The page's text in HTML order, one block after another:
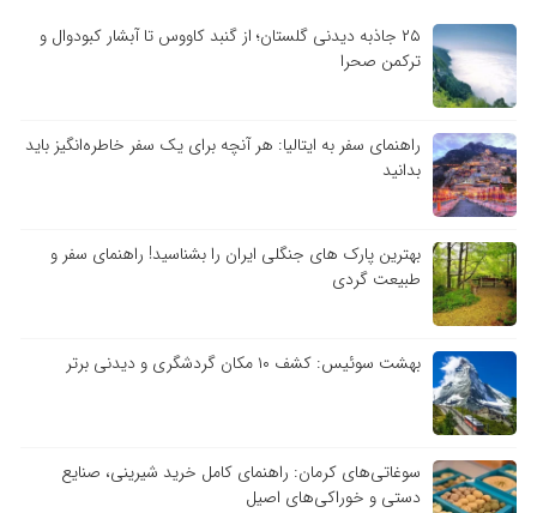
۲۵ جاذبه دیدنی گلستان؛ از گنبد کاووس تا آبشار کبودوال و
ترکمن صحرا
راهنمای سفر به ایتالیا: هر آنچه برای یک سفر خاطره‌انگیز باید
بدانید
بهترین پارک های جنگلی ایران را بشناسید! راهنمای سفر و
طبیعت گردی
بهشت سوئیس: کشف ۱۰ مکان گردشگری و دیدنی برتر
سوغاتی‌های کرمان: راهنمای کامل خرید شیرینی، صنایع
دستی و خوراکی‌های اصیل